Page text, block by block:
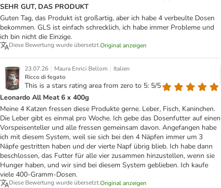
SEHR GUT, DAS PRODUKT
Guten Tag, das Produkt ist großartig, aber ich habe 4 verbeulte Dosen
bekommen. GLS ist einfach schrecklich, ich habe immer Probleme und
ich bin nicht die Einzige.
Diese Bewertung wurde übersetzt.Original anzeigen
23.07.26 | Maura Enrici Bellom | Italien
Ricco di fegato
This is a stars rating area from zero to 5: 5/5
Leonardo All Meat 6 x 400g
Meine 4 Katzen fressen diese Produkte gerne. Leber, Fisch, Kaninchen.
Die Leber gibt es einmal pro Woche. Ich gebe das Dosenfutter auf einen
Vorspeisenteller und alle fressen gemeinsam davon. Angefangen habe
ich mit diesem System, weil sie sich bei den 4 Näpfen immer um 3
Näpfe gestritten haben und der vierte Napf übrig blieb. Ich habe dann
beschlossen, das Futter für alle vier zusammen hinzustellen, wenn sie
Hunger haben, und wir sind bei diesem System geblieben. Ich kaufe
viele 400-Gramm-Dosen.
Diese Bewertung wurde übersetzt.Original anzeigen